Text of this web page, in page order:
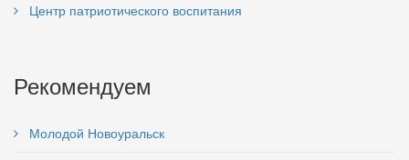
Центр патриотического воспитания
Рекомендуем
Молодой Новоуральск